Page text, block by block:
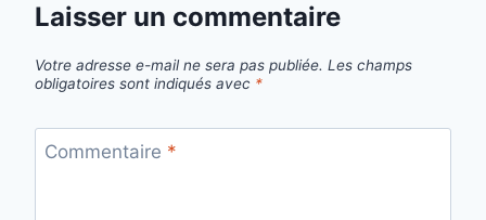
Laisser un commentaire
Votre adresse e-mail ne sera pas publiée. Les champs
obligatoires sont indiqués avec *
Commentaire *